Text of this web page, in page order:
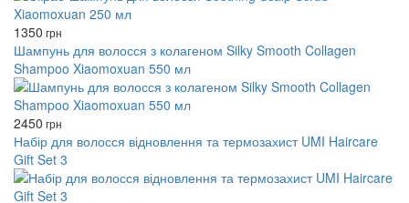
1350 грн
Шампунь для волосся з колагеном Silky Smooth Collagen
Shampoo Xiaomoxuan 550 мл
2450 грн
Набір для волосся відновлення та термозахист UMI Haircare
Gift Set 3